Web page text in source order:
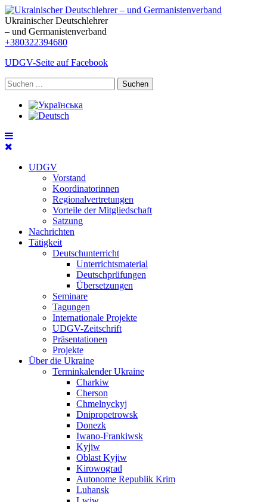
Ukrainischer Deutschlehrer
– und Germanistenverband
+380322394680
UDGV-Seite auf Facebook
Suchen
UDGV
Vorstand
Koordinatorinnen
Regionalvertretungen
Vorteile der Mitgliedschaft
Satzung
Nachrichten
Tätigkeit
Deutschunterricht
Unterrichtsmaterial
Deutschprüfungen
Übersetzungen
Seminare
Tagungen
Internationale Projekte
UDGV-Zeitschrift
Präsentationen
Projekte
Über die Ukraine
Terminkalender Ukraine
Charkiw
Cherson
Chmelnyckyj
Dnipropetrowsk
Donezk
Iwano-Frankiwsk
Kyjiw
Oblast Kyjiw
Kirowograd
Autonome Republik Krim
Luhansk